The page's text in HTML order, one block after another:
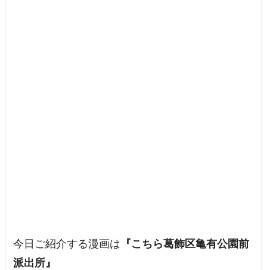
今日ご紹介する漫画は 『こちら葛飾区亀有公園前
派出所』